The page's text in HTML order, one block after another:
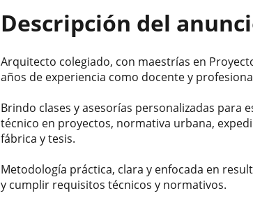
Descripción del
Arquitecto colegiado, con maestrías en
años de experiencia como docente y
Brindo clases y asesorías personalizadas para
técnico en proyectos, normativa urbana,
fábrica y tesis.
Metodología práctica, clara y enfocada en
y cumplir requisitos técnicos y normativos.